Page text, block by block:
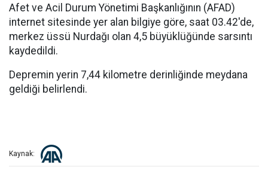
Afet ve Acil Durum Yönetimi Başkanlığının (AFAD)
internet sitesinde yer alan bilgiye göre, saat 03.42'de,
merkez üssü Nurdağı olan 4,5 büyüklüğünde sarsıntı
kaydedildi.
Depremin yerin 7,44 kilometre derinliğinde meydana
geldiği belirlendi.
Kaynak: